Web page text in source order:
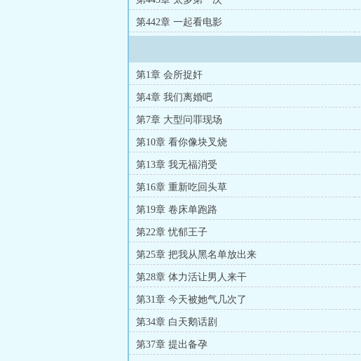
第442章 一起看电影
第1章 会所捉奸
第4章 我们离婚吧
第7章 大型问罪现场
第10章 看你像块叉烧
第13章 我无福消受
第16章 重新吃回头草
第19章 卷床单跑路
第22章 忧郁王子
第25章 把我从黑名单放出来
第28章 体力活让男人来干
第31章 今天被她气几次了
第34章 白天鹅话剧
第37章 提出备孕